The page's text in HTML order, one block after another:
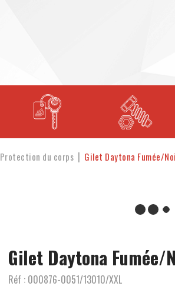
Protection du corps Gilet Daytona Fumée/
Gilet Daytona Fumée/
Réf : 000876-0051/13010/XXL